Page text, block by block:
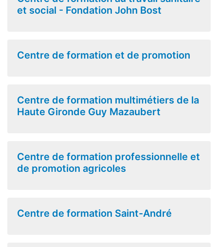
et social - Fondation John Bost
Centre de formation et de promotion
Centre de formation multimétiers de la
Haute Gironde Guy Mazaubert
Centre de formation professionnelle et
de promotion agricoles
Centre de formation Saint-André